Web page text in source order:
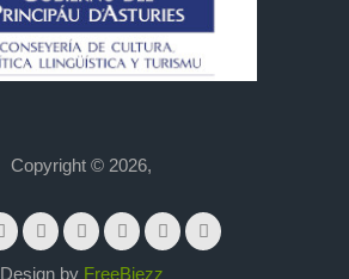
Copyright © 2026,
Design by FreeBiezz